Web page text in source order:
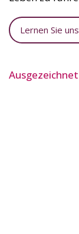
Lernen Sie uns
Ausgezeichnet